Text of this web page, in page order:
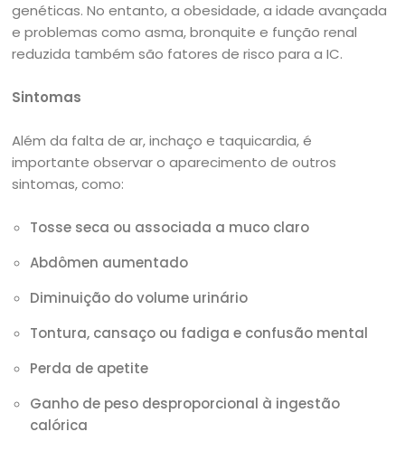
genéticas. No entanto, a obesidade, a idade avançada
e problemas como asma, bronquite e função renal
reduzida também são fatores de risco para a IC.
Sintomas
Além da falta de ar, inchaço e taquicardia, é
importante observar o aparecimento de outros
sintomas, como:
Tosse seca ou associada a muco claro
Abdômen aumentado
Diminuição do volume urinário
Tontura, cansaço ou fadiga e confusão mental
Perda de apetite
Ganho de peso desproporcional à ingestão
calórica